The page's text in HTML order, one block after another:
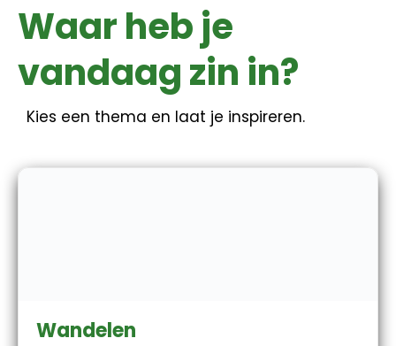
Waar heb je
vandaag zin in?
Kies een thema en laat je inspireren.
Wandelen